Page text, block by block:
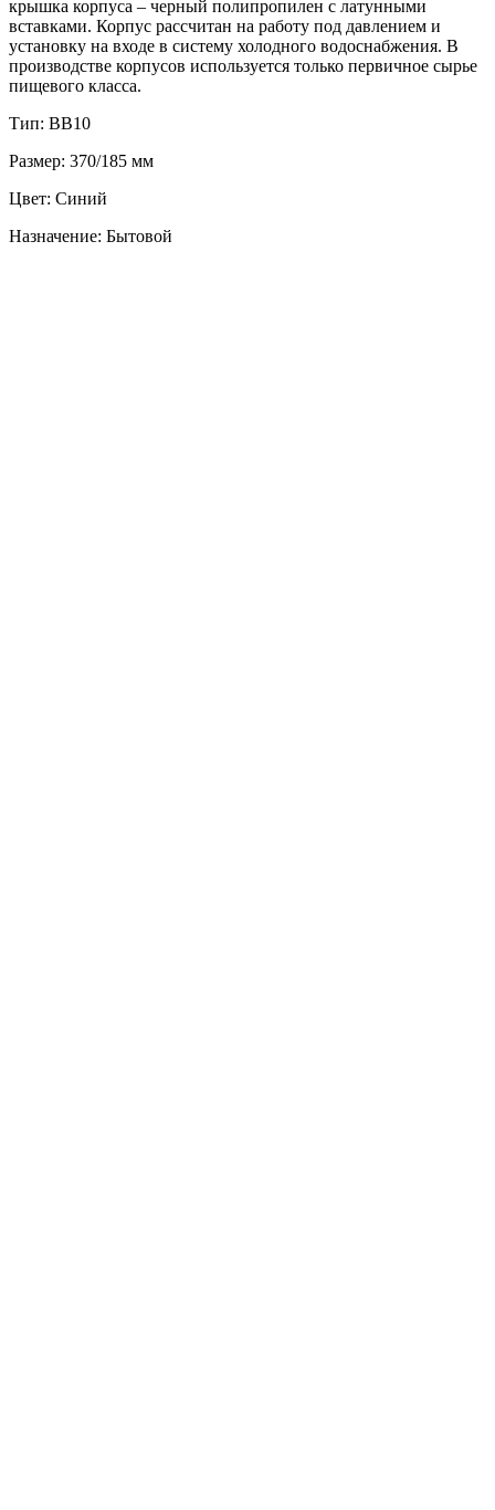
крышка корпуса – черный полипропилен с латунными
вставками. Корпус рассчитан на работу под давлением и
установку на входе в систему холодного водоснабжения. В
производстве корпусов используется только первичное сырье
пищевого класса.
Тип: BB10
Размер: 370/185 мм
Цвет: Синий
Назначение: Бытовой